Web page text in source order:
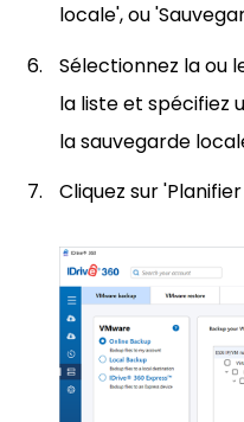
locale', ou
Sélectionnez la ou
la liste et spécifiez
la sauvegarde
Cliquez sur